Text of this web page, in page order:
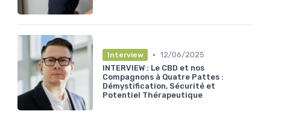
Interview • 12/06/2025
INTERVIEW : Le CBD et nos
Compagnons à Quatre Pattes :
Démystification, Sécurité et
Potentiel Thérapeutique